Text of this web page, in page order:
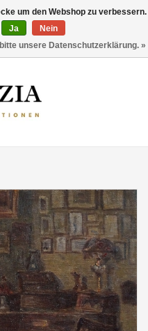
um den Webshop zu verbessern.
Ja
Nein
unsere Datenschutzerklärung. »